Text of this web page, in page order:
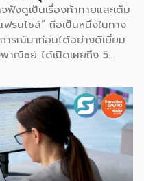
ฟังดูเป็นเรื่องท้าทายและเต็ม
รนไชส์” ถือเป็นหนึ่งในทาง
ารณ์มาก่อนได้อย่างดีเยี่ยม
าณิชย์ ได้เปิดเผยถึง 5
รคสำหรับผู้เริ่มต้นได้อย่างมี
การมีโมเดลธุรกิจที่ชัดเจน
ลดความเสี่ยงด้านการลงทุน
เป็นต้องเสียเวลาลองผิด
บและผ่านการพิสูจน์ความ
มีการจัดเตรียมอุปกรณ์
คู่มือการปฏิบัติงานที่ชัดเจน